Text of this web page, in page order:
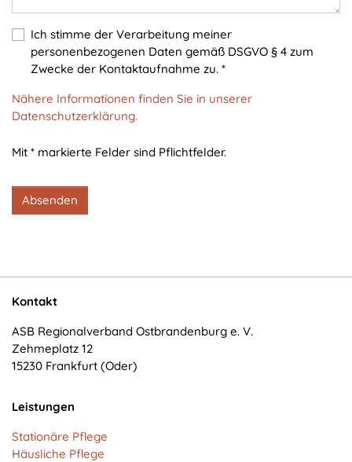
Ich stimme der Verarbeitung meiner
personenbezogenen Daten gemäß DSGVO § 4 zum
Zwecke der Kontaktaufnahme zu. *
Nähere Informationen finden Sie in unserer
Datenschutzerklärung.
Mit * markierte Felder sind Pflichtfelder.
Absenden
Kontakt
ASB Regionalverband Ostbrandenburg e. V.
Zehmeplatz 12
15230 Frankfurt (Oder)
Leistungen
Stationäre Pflege
Häusliche Pflege
Einverständnis-Cookie
Name:
cookie_consent
Zweck:
Dieser Cookie speichert die ausgewählten
1 Jahr
Matomo
Matomo